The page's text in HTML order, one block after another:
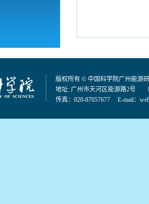
版权所有 © 中国科学院广州能源
地址: 广州市天河区能源路2号
传真：020-87057677 E-mail：